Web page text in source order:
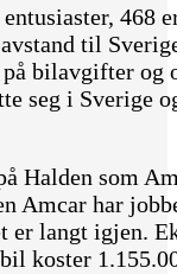
entusiaster,
til
på bilavgifter
seg i Sverige
Halden som
Amcar har
er langt igjen.
koster